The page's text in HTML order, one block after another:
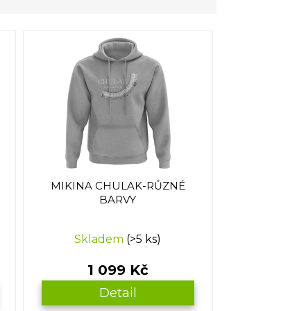
MIKINA CHULAK-RŮZNÉ
BARVY
Skladem (>5 ks)
1 099 Kč
Detail